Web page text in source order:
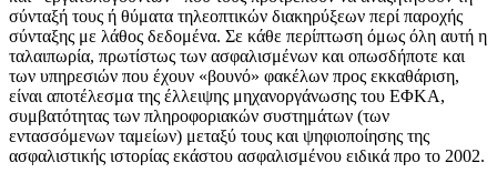
σύνταξή τους ή θύματα τηλεοπτικών διακηρύξεων περί παροχής
σύνταξης με λάθος δεδομένα. Σε κάθε περίπτωση όμως όλη αυτή η
ταλαιπωρία, πρωτίστως των ασφαλισμένων και οπωσδήποτε και
των υπηρεσιών που έχουν «βουνό» φακέλων προς εκκαθάριση,
είναι αποτέλεσμα της έλλειψης μηχανοργάνωσης του ΕΦΚΑ,
συμβατότητας των πληροφοριακών συστημάτων (των
εντασσόμενων ταμείων) μεταξύ τους και ψηφιοποίησης της
ασφαλιστικής ιστορίας εκάστου ασφαλισμένου ειδικά προ το 2002.